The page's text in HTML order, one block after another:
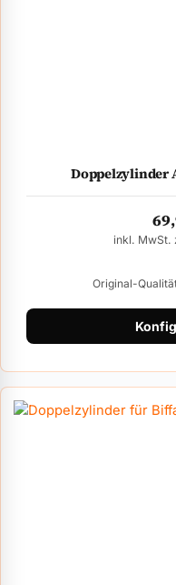
Doppelzylinder
inkl. MwSt.
Original-